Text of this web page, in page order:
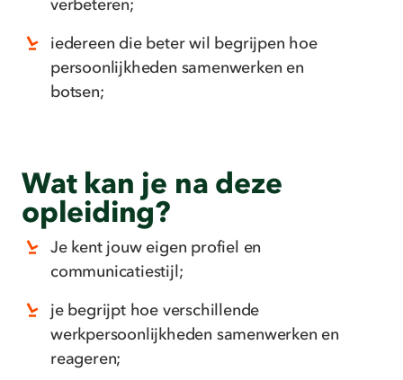
verbeteren;
iedereen die beter wil begrijpen hoe
persoonlijkheden samenwerken en
botsen;
Wat kan je na deze
opleiding?
Je kent jouw eigen profiel en
communicatiestijl;
je begrijpt hoe verschillende
werkpersoonlijkheden samenwerken en
reageren;